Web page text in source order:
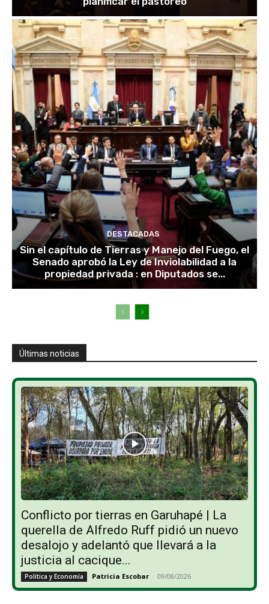
DESTACADAS
Sin el capítulo de Tierras y Manejo del Fuego, el
Senado aprobó la Ley de Inviolabilidad a la
propiedad privada : en Diputados se...
Últimas noticias
Conflicto por tierras en Garuhapé | La
querella de Alfredo Ruff pidió un nuevo
desalojo y adelantó que llevará a la
justicia al cacique...
Política y Economía Patricia Escobar - 09/08/2026